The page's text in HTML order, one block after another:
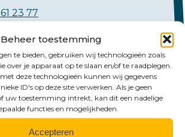
Beheer toestemming
te bieden, gebruiken wij technologieën zoals
over je apparaat op te slaan en/of te raadplegen.
deze technologieën kunnen wij gegevens
ID's op deze site verwerken. Als je geen
uw toestemming intrekt, kan dit een nadelige
functies en mogelijkheden.
Accepteren
23 77
65 33